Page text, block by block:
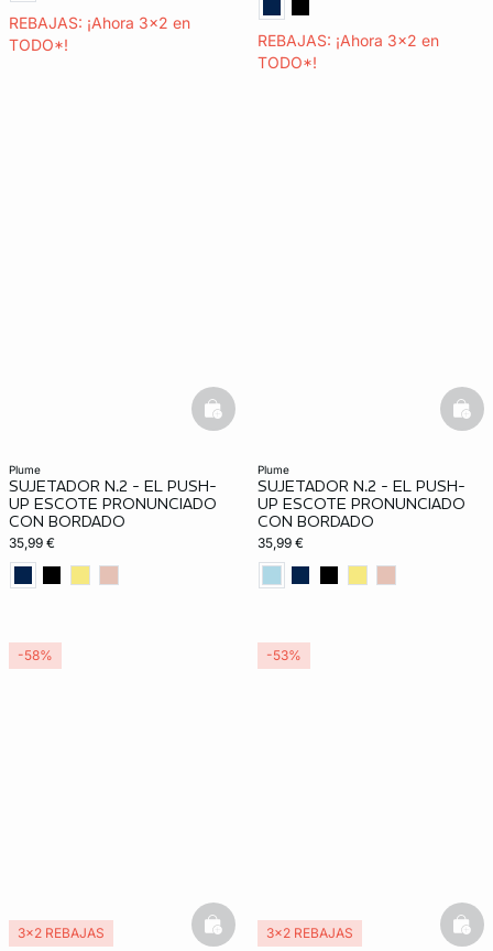
REBAJAS: ¡Ahora 3x2 en
TODO*!
REBAJAS: ¡Ahora 3x2 en
TODO*!
plume
SUJETADOR N.2 - EL PUSH-
UP ESCOTE PRONUNCIADO
CON BORDADO
35,99 €
basketfull
plume
SUJETADOR N.2 - EL PUSH-
UP ESCOTE PRONUNCIADO
CON BORDADO
35,99 €
3x2 REBAJAS basketfull
-58%
3x2 REBAJAS
-53%